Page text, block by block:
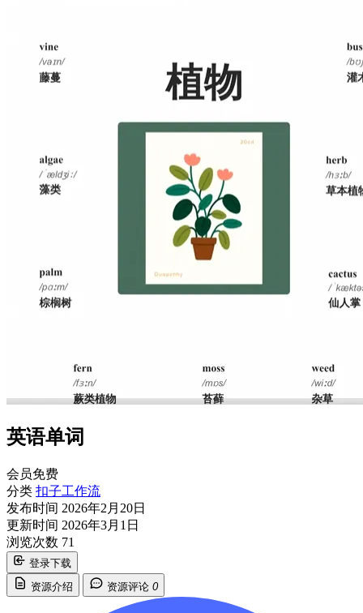
英语单词
会员免费
分类 扣子工作流
发布时间 2026年2月20日
更新时间 2026年3月1日
浏览次数 71
登录下载
资源介绍
资源评论 0